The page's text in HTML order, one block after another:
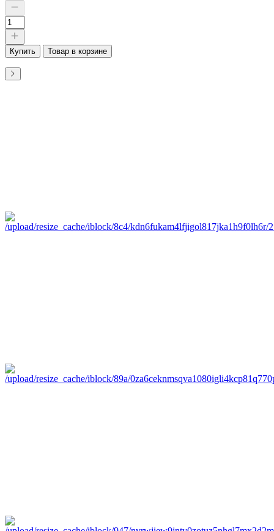
Купить Товар в корзине